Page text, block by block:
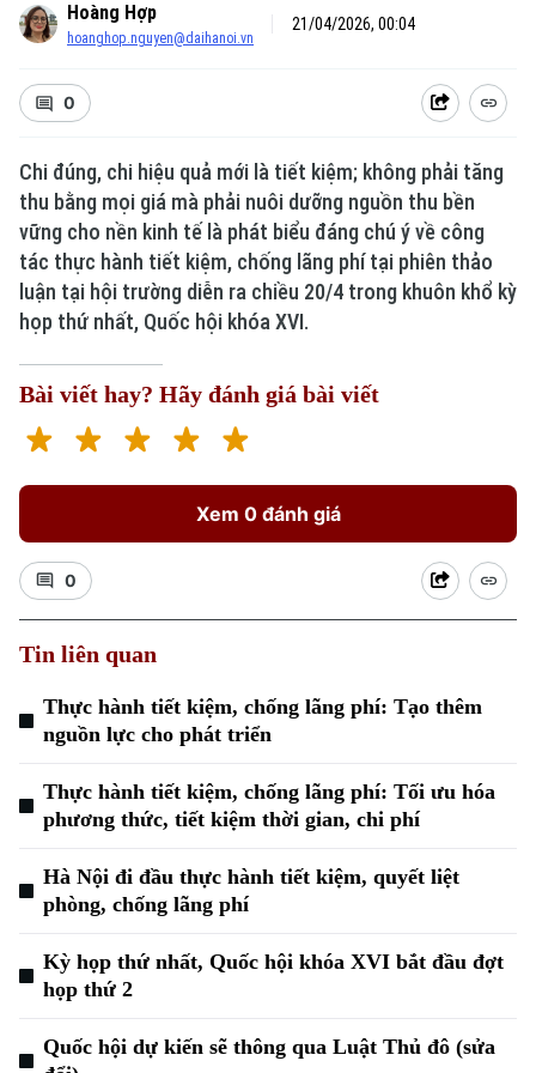
Xu hướng
Hoàng Hợp
hoanghop.nguyen@daihanoi.vn
21/04/2026, 00:04
0
Chi đúng, chi hiệu quả mới là tiết kiệm; không phải tăng
thu bằng mọi giá mà phải nuôi dưỡng nguồn thu bền
vững cho nền kinh tế là phát biểu đáng chú ý về công
tác thực hành tiết kiệm, chống lãng phí tại phiên thảo
luận tại hội trường diễn ra chiều 20/4 trong khuôn khổ kỳ
họp thứ nhất, Quốc hội khóa XVI.
Bài viết hay? Hãy đánh giá bài viết
Xem 0 đánh giá
0
Tin liên quan
Thực hành tiết kiệm, chống lãng phí: Tạo thêm
nguồn lực cho phát triển
Thực hành tiết kiệm, chống lãng phí: Tối ưu hóa
phương thức, tiết kiệm thời gian, chi phí
Hà Nội đi đầu thực hành tiết kiệm, quyết liệt
phòng, chống lãng phí
Kỳ họp thứ nhất, Quốc hội khóa XVI bắt đầu đợt
họp thứ 2
Quốc hội dự kiến sẽ thông qua Luật Thủ đô (sửa